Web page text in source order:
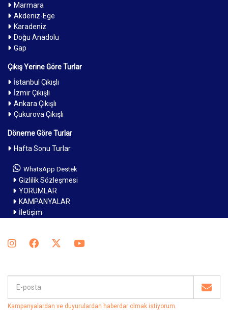
Marmara
Akdeniz-Ege
Karadeniz
Doğu Anadolu
Gap
Çıkış Yerine Göre Turlar
İstanbul Çıkışlı
İzmir Çıkışlı
Ankara Çıkışlı
Çukurova Çıkışlı
Döneme Göre Turlar
Hafta Sonu Turlar
WhatsApp Destek
Gizlilik Sözleşmesi
YORUMLAR
KAMPANYALAR
İletişim
Kampanyalardan ve duyurulardan haberdar olmak istiyorum